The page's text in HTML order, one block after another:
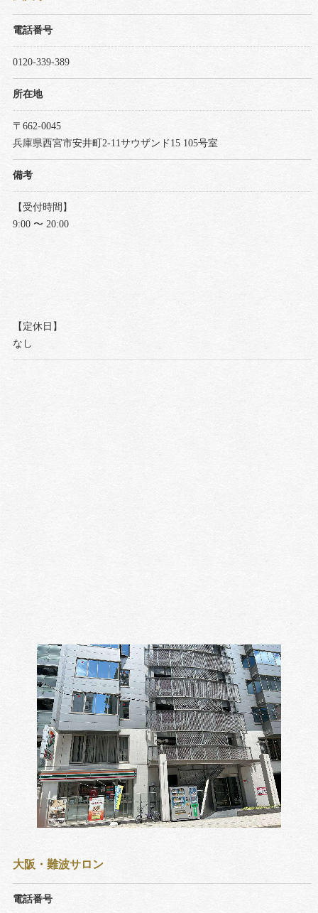
電話番号
0120-339-389
所在地
〒662-0045
兵庫県西宮市安井町2-11サウザンド15 105号室
備考
【受付時間】
9:00 〜 20:00
【定休日】
なし
大阪・難波サロン
電話番号